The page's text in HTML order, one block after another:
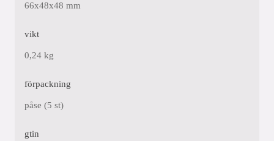
66x48x48 mm
vikt
0,24 kg
förpackning
påse (5 st)
gtin